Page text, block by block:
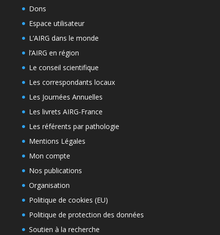
Dons
Espace utilisateur
L’AIRG dans le monde
l’AIRG en région
Le conseil scientifique
Les correspondants locaux
Les Journées Annuelles
Les livrets AIRG-France
Les référents par pathologie
Mentions Légales
Mon compte
Nos publications
Organisation
Politique de cookies (EU)
Politique de protection des données
Soutien à la recherche